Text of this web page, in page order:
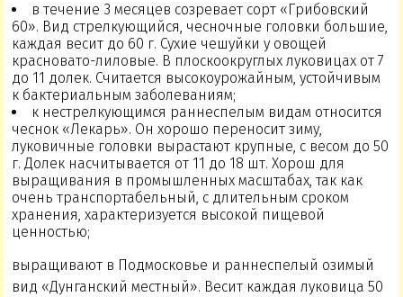
в течение 3 месяцев созревает сорт «Грибовский
60». Вид стрелкующийся, чесночные головки большие,
каждая весит до 60 г. Сухие чешуйки у овощей
красновато-лиловые. В плоскоокруглых луковицах от 7
до 11 долек. Считается высокоурожайным, устойчивым
к бактериальным заболеваниям;
к нестрелкующимся раннеспелым видам относится
чеснок «Лекарь». Он хорошо переносит зиму,
луковичные головки вырастают крупные, с весом до 50
г. Долек насчитывается от 11 до 18 шт. Хорош для
выращивания в промышленных масштабах, так как
очень транспортабельный, с длительным сроком
хранения, характеризуется высокой пищевой
ценностью;
выращивают в Подмосковье и раннеспелый озимый
вид «Дунганский местный». Весит каждая луковица 50